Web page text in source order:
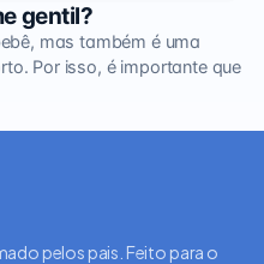
gentil?
mas também é uma
Por isso, é importante que
pelos pais. Feito para o